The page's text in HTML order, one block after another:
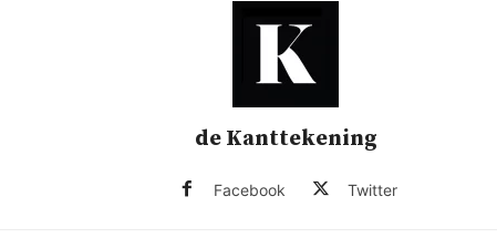
de Kanttekening
Facebook Twitter